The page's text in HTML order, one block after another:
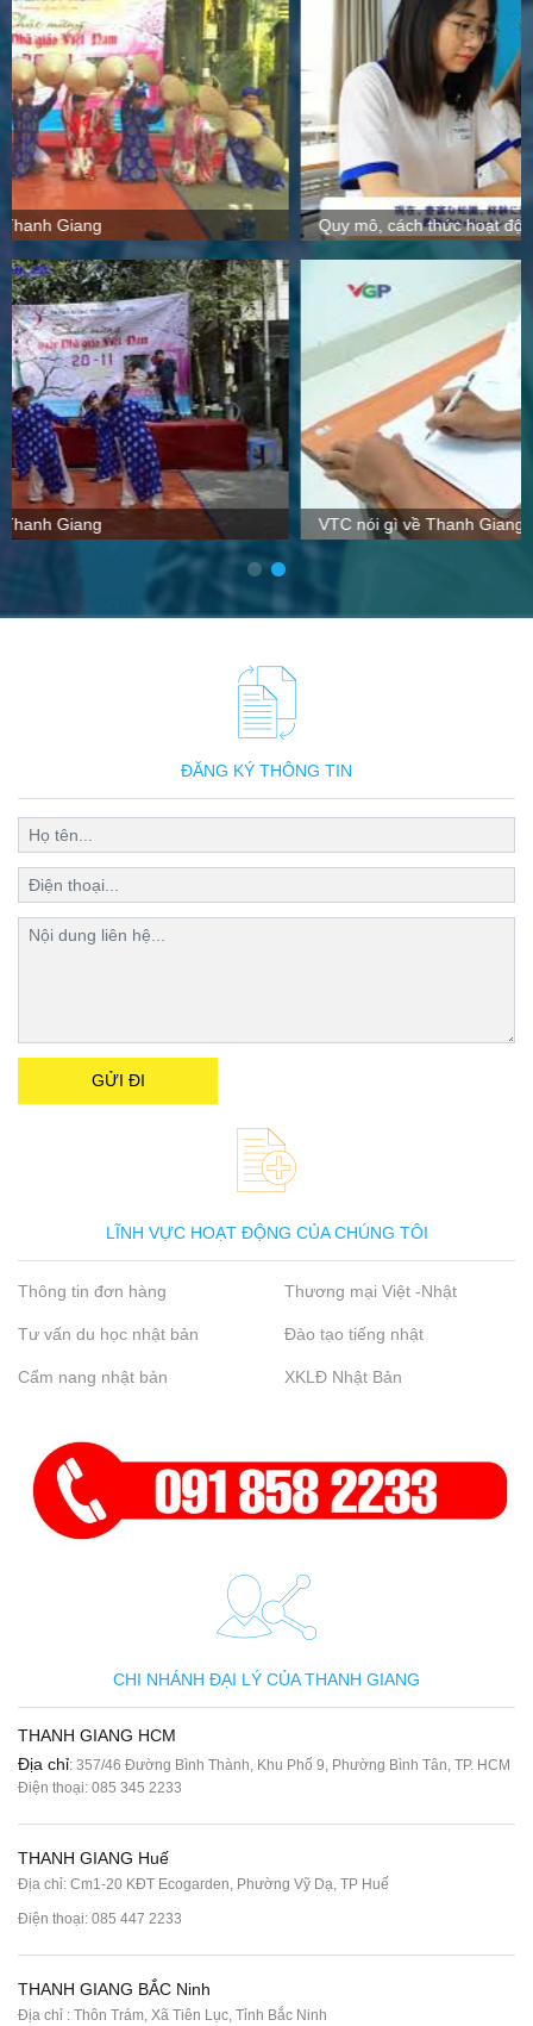
Quy mô, cách thức hoạt động tại Thanh Giang
VTC nói gì về Thanh Giang
ĐĂNG KÝ THÔNG TIN
LĨNH VỰC HOẠT ĐỘNG CỦA CHÚNG TÔI
Thông tin đơn hàng Thương mại Việt -Nhật
Tư vấn du học nhật bản Đào tạo tiếng nhật
Cẩm nang nhật bản XKLĐ Nhật Bản
CHI NHÁNH ĐẠI LÝ CỦA THANH GIANG
THANH GIANG HCM
Địa chỉ: 357/46 Đường Bình Thành, Khu Phố 9, Phường Bình Tân, TP. HCM
Điện thoại: 085 345 2233
THANH GIANG Huế
Địa chỉ: Cm1-20 KĐT Ecogarden, Phường Vỹ Dạ, TP Huế
Điện thoại: 085 447 2233
THANH GIANG BẮC Ninh
Địa chỉ : Thôn Trám, Xã Tiên Lục, Tỉnh Bắc Ninh